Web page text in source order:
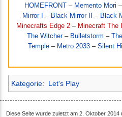
HOMEFRONT
– Memento Mori –
Mirror I
– Black Mirror II – Black
Minecrafts Edge 2 – Minecraft The
The Witcher– Bulletstorm –
Temple – Metro 2033 – Silent
Kategorie: Let's Play
Diese Seite wurde zuletzt am 2. Oktober 2014